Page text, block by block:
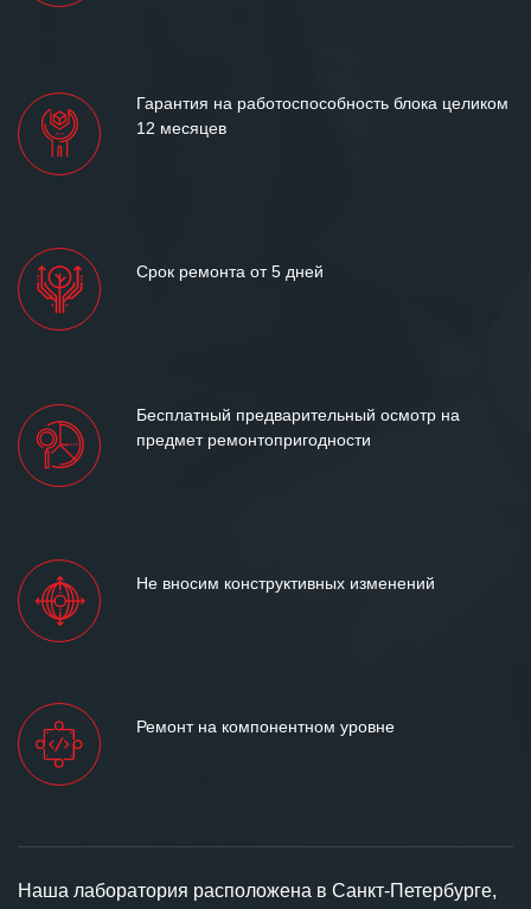
Гарантия на работоспособность блока целиком
12 месяцев
Срок ремонта от 5 дней
Бесплатный предварительный осмотр на
предмет ремонтопригодности
Не вносим конструктивных изменений
Ремонт на компонентном уровне
Наша лаборатория расположена в Санкт-Петербурге,